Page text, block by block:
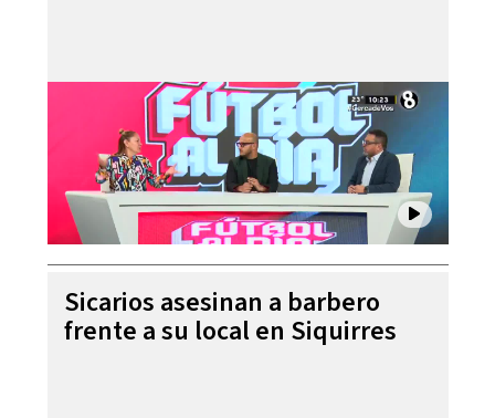
Sicarios asesinan a barbero
frente a su local en Siquirres